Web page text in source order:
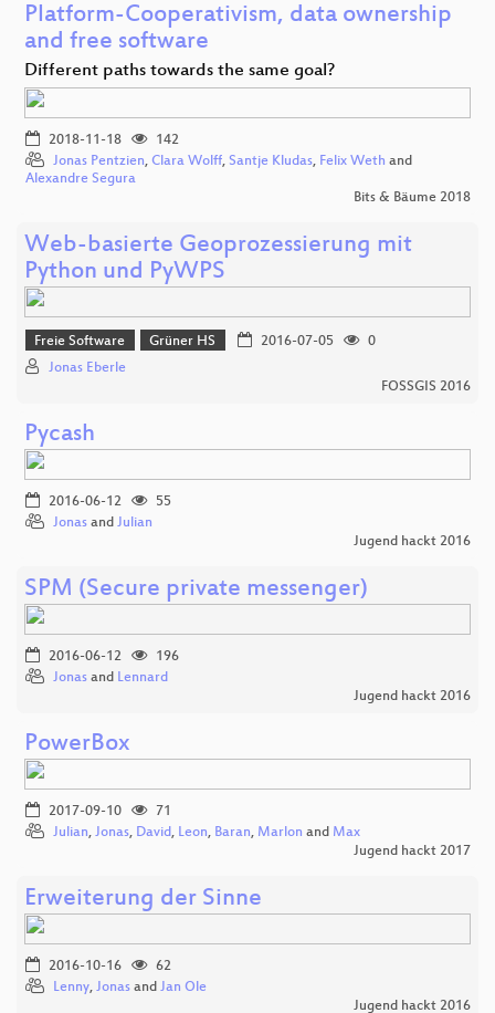
Platform-Cooperativism, data ownership
and free software
Different paths towards the same goal?
2018-11-18
142
Jonas Pentzien, Clara Wolff, Santje Kludas, Felix Weth and
Alexandre Segura
Bits & Bäume 2018
Web-basierte Geoprozessierung mit
Python und PyWPS
Freie Software Grüner HS 2016-07-05
0
Jonas Eberle
FOSSGIS 2016
Pycash
2016-06-12
55
Jonas and Julian
Jugend hackt 2016
SPM (Secure private messenger)
2016-06-12
196
Jonas and Lennard
Jugend hackt 2016
PowerBox
2017-09-10
71
Julian, Jonas, David, Leon, Baran, Marlon and Max
Jugend hackt 2017
Erweiterung der Sinne
2016-10-16
62
Lenny, Jonas and Jan Ole
Jugend hackt 2016